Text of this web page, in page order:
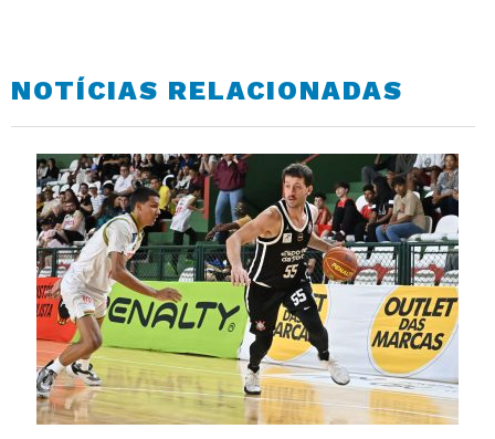
NOTÍCIAS RELACIONADAS